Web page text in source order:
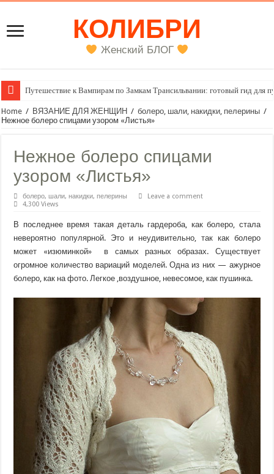
КОЛИБРИ
Женский БЛОГ
Путешествие к Вампирам по Замкам Трансильвании: готовый гид для
Женский внутренний голос
Home / ВЯЗАНИЕ ДЛЯ ЖЕНЩИН / болеро, шали, накидки, пелерины /
Нежное болеро спицами узором «Листья»
Нежное болеро спицами
узором «Листья»
болеро, шали, накидки, пелерины
Leave a comment
4,300 Views
В последнее время такая деталь гардероба, как болеро, стала
невероятно популярной. Это и неудивительно, так как болеро
может «изюминкой»
в самых разных образах. Существует
огромное количество вариаций моделей. Одна из них — ажурное
болеро, как на фото. Легкое ,воздушное, невесомое, как пушинка.